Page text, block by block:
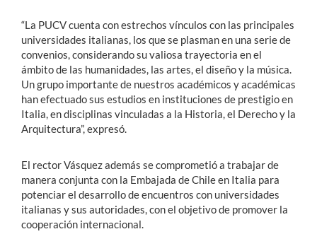
“La PUCV cuenta con estrechos vínculos con las principales
universidades italianas, los que se plasman en una serie de
convenios, considerando su valiosa trayectoria en el
ámbito de las humanidades, las artes, el diseño y la música.
Un grupo importante de nuestros académicos y académicas
han efectuado sus estudios en instituciones de prestigio en
Italia, en disciplinas vinculadas a la Historia, el Derecho y la
Arquitectura”, expresó.
El rector Vásquez además se comprometió a trabajar de
manera conjunta con la Embajada de Chile en Italia para
potenciar el desarrollo de encuentros con universidades
italianas y sus autoridades, con el objetivo de promover la
cooperación internacional.